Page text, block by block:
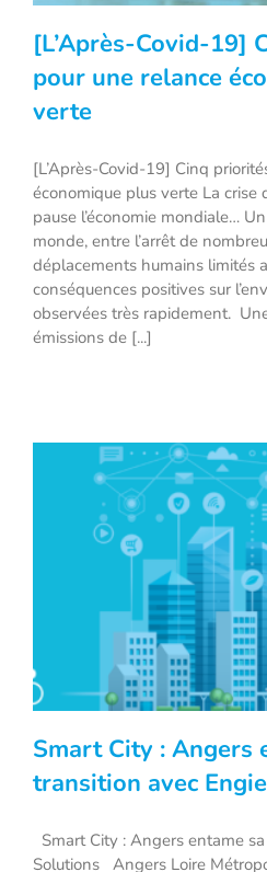
[L’Après-Covid-19]
une relance
[L’Après-Covid-19]
pour une relance
verte
[L’Après-Covid-19] Cinq
économique plus verte La crise
pause l’économie mondiale…
monde, entre l’arrêt de
déplacements humains limités
conséquences positives sur
observées très rapidement.
émissions de [...]
Smart City : Angers
Smart City : Angers
transition avec
Smart City : Angers entame
Solutions Angers Loire